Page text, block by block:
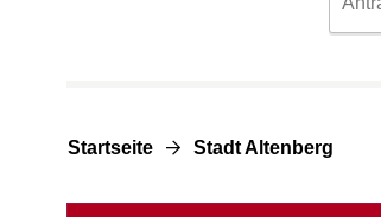
Startseite Stadt Altenberg